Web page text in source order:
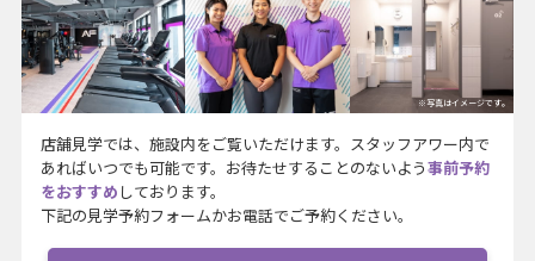
※写真はイメージです。
店舗見学では、施設内をご覧いただけます。スタッフアワー内で
あればいつでも可能です。お待たせすることのないよう事前予約
をおすすめ しております。
下記の見学予約フォームかお電話でご予約ください。